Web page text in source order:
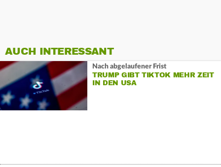
AUCH INTERESSANT
Nach abgelaufener Frist
TRUMP GIBT TIKTOK MEHR ZEIT
IN DEN USA